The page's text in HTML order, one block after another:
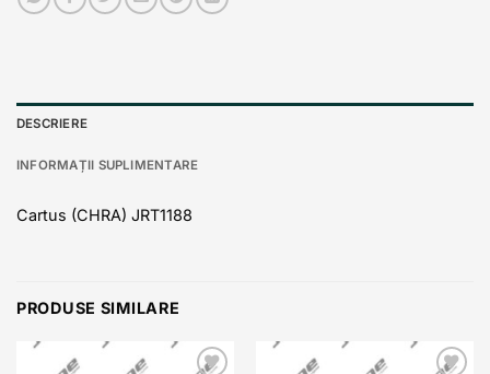
DESCRIERE
INFORMAȚII SUPLIMENTARE
Cartus (CHRA) JRT1188
PRODUSE SIMILARE